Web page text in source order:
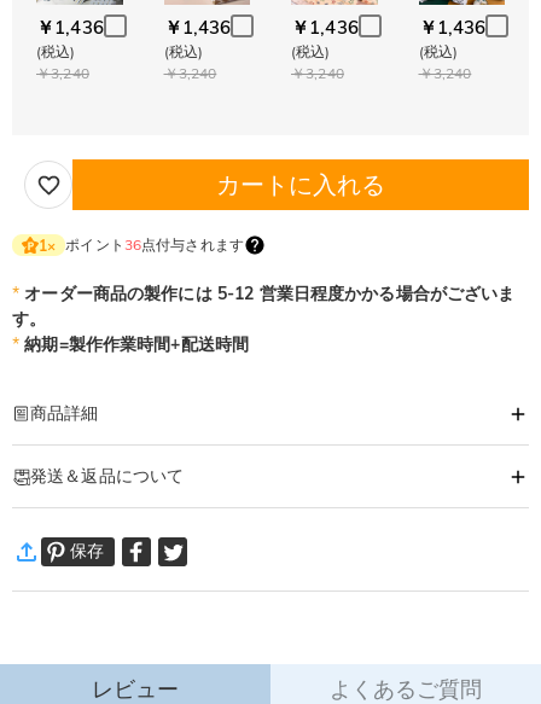
￥1,436
(税込)
￥3,240
￥1,436
(税込)
￥3,240
￥1,436
(税込)
￥3,240
￥1,436
(税込)
￥3,240
カートに入れる
1× ポイント 36点付与されます
* オーダー商品の製作には 5-12 営業日程度かかる場合がございま
す。
* 納期=製作作業時間+配送時間
商品詳細
お名前や大切なひとへのメッセージを刻印します。
思いを込めていつもそばで使ってもらえるものをプレゼント♪
いろいろな記念日やイベントにオリジナルベルトの贈りものはいかがですか。
誕生日・父の日・退職 定年退職祝い・記念日・送別会・革婚式・成人祝い・卒
業祝い・還暦祝い・古希祝い
発送＆返品について
通常配送: 5-9営業日
詳細はこちら
保存
レビュー よくあるご質問